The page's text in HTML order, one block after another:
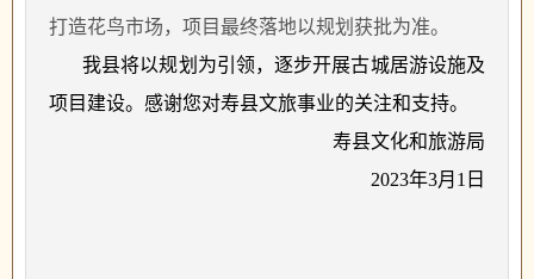
打造花鸟市场，项目最终落地以规划获批为准。
我县将以规划为引领，逐步开展古城居游设施及
项目建设。感谢您对寿县文旅事业的关注和支持。
寿县文化和旅游局
2023年3月1日